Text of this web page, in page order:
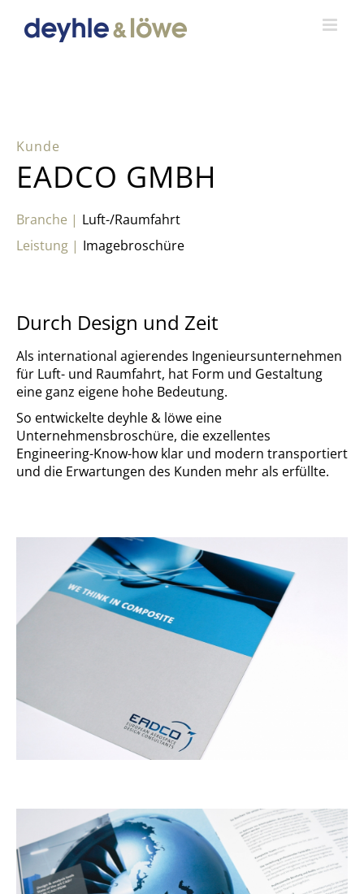
Inhalt
springen
EADCO GMBH
Luft-/Raumfahrt
Imagebroschüre
Durch Design und Zeit
Als international agierendes Ingenieursunternehmen
für Luft- und Raumfahrt, hat Form und Gestaltung
eine ganz eigene hohe Bedeutung.
So entwickelte deyhle & löwe eine
Unternehmensbroschüre, die exzellentes
Engineering-Know-how klar und modern transportiert
und die Erwartungen des Kunden mehr als erfüllte.